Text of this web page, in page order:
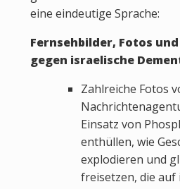
eine eindeutige Sprache:
Fernsehbilder, Fotos
gegen israelische
Zahlreiche Fotos
Einsatz von
enthüllen, wie
explodieren und
freisetzen, die auf